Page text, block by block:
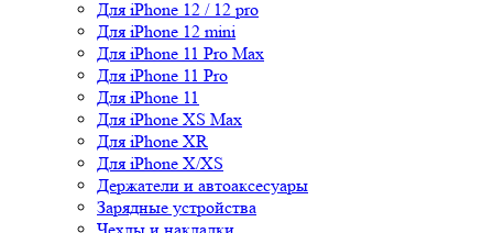
Для iPhone 12 / 12 pro
Для iPhone 12 mini
Для iPhone 11 Pro Max
Для iPhone 11 Pro
Для iPhone 11
Для iPhone XS Max
Для iPhone XR
Для iPhone X/XS
Держатели и автоаксесуары
Зарядные устройства